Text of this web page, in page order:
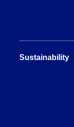
Sustainability